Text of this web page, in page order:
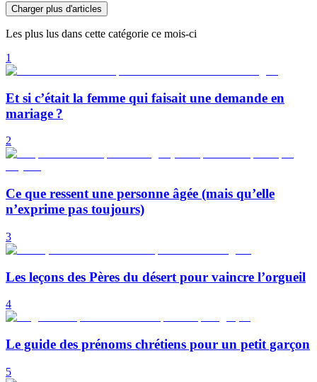
Charger plus d'articles
Les plus lus dans cette catégorie ce mois-ci
1
Et si c’était la femme qui faisait une demande en
mariage ?
2
Ce que ressent une personne âgée (mais qu’elle
n’exprime pas toujours)
3
Les leçons des Pères du désert pour vaincre l’orgueil
4
Le guide des prénoms chrétiens pour un petit garçon
5